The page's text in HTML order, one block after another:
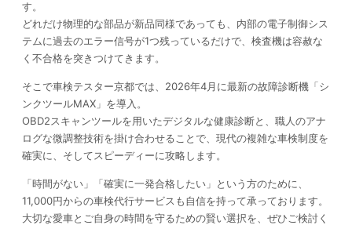
す。
どれだけ物理的な部品が新品同様であっても、内部の電子制御シス
テムに過去のエラー信号が1つ残っているだけで、検査機は容赦な
く不合格を突きつけてきます。
そこで車検テスター京都では、2026年4月に最新の故障診断機「シ
ンクツールMAX」を導入。
OBD2スキャンツールを用いたデジタルな健康診断と、職人のアナ
ログな微調整技術を掛け合わせることで、現代の複雑な車検制度を
確実に、そしてスピーディーに攻略します。
「時間がない」「確実に一発合格したい」という方のために、
11,000円からの車検代行サービスも自信を持って承っております。
大切な愛車とご自身の時間を守るための賢い選択を、ぜひご検討く